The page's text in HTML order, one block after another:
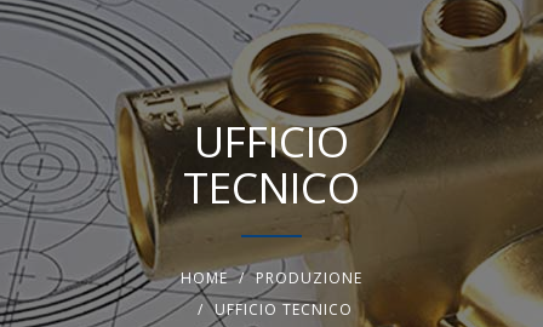
UFFICIO
TECNICO
HOME
PRODUZIONE
UFFICIO TECNICO